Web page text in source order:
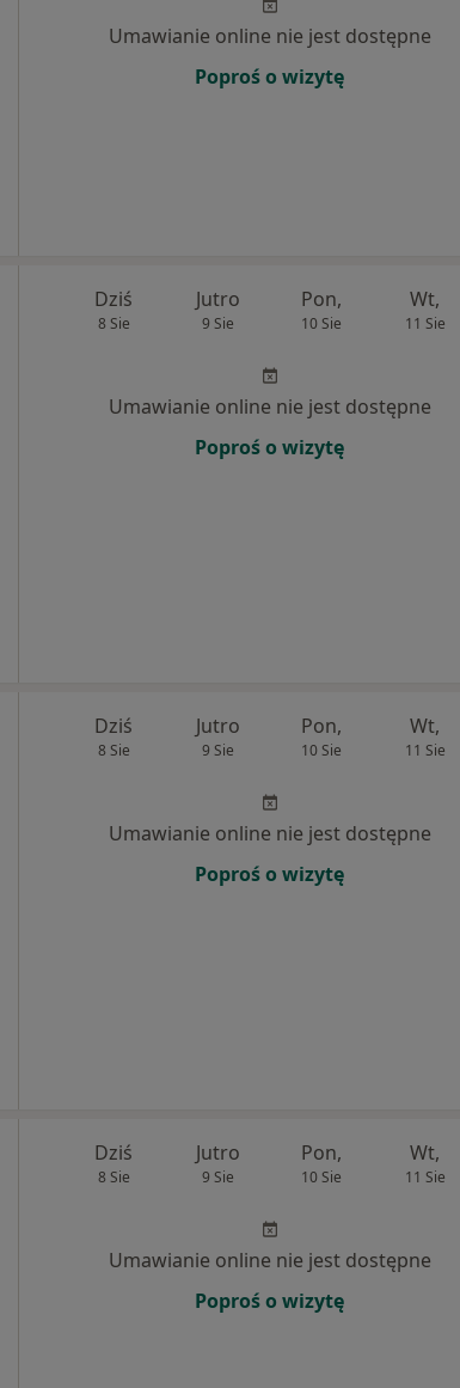
Umawianie online nie jest dostępne
Poproś o wizytę
Dziś
8 Sie
Jutro
9 Sie
Pon,
10 Sie
Wt,
11 Sie
Umawianie online nie jest dostępne
Poproś o wizytę
Dziś
8 Sie
Jutro
9 Sie
Pon,
10 Sie
Wt,
11 Sie
Umawianie online nie jest dostępne
Poproś o wizytę
Dziś
8 Sie
Jutro
9 Sie
Pon,
10 Sie
Wt,
11 Sie
Umawianie online nie jest dostępne
Poproś o wizytę